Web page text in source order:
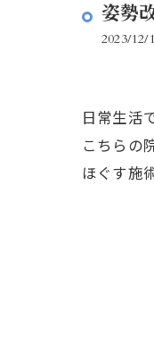
姿勢
2023/12/
日常生活
こちらの
ほぐす施